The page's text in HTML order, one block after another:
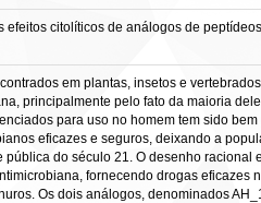
efeitos citolíticos de análogos de
em plantas, insetos e
principalmente pelo fato da maioria
para uso no homem tem sido
eficazes e seguros, deixando a
do século 21. O desenho
fornecendo drogas
Os dois análogos, denominados